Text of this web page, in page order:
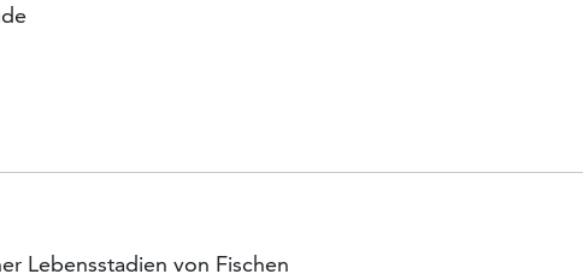
Lebensstadien von Fischen